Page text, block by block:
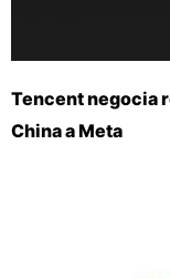
Tencent negocia
China a Meta